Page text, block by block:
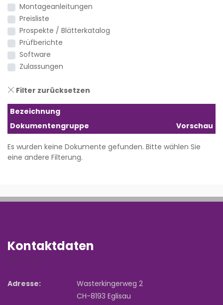
Montageanleitungen
Preisliste
Prospekte / Blätterkatalog
Prüfberichte
Software
Zulassungen
Filter zurücksetzen
Bezeichnung
Dokumentengruppe
Vorschau
Es wurden keine Dokumente gefunden. Bitte wählen Sie
eine andere Filterung.
Kontaktdaten
Adresse:
Wasterkingerweg 2
CH-8193 Eglisau